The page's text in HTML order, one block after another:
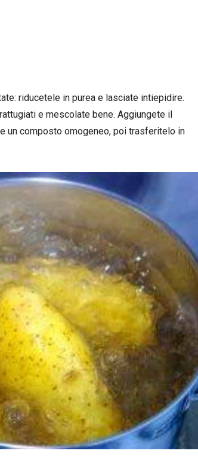
riducetele in purea e lasciate intiepidire.
e mescolate bene. Aggiungete il
un composto omogeneo, poi trasferitelo in